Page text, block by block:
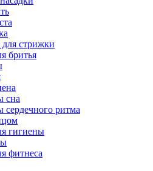
стрижки
бритья
сна
ритма
гигиены
фитнеса